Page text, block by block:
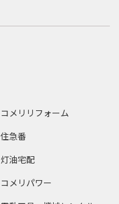
コメリリフォーム
住急番
灯油宅配
コメリパワー